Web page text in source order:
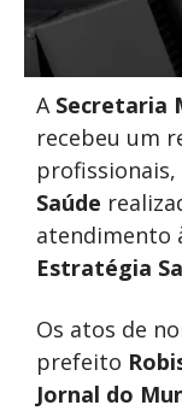
A Secretaria
recebeu um
Saúde
atendimento
Estratégia
Os atos de
prefeito
Jornal do